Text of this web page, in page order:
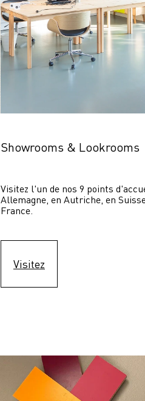
Showrooms & Lookrooms
Visitez l'un de nos 9 points
Allemagne, en Autriche, en
France.
Visitez